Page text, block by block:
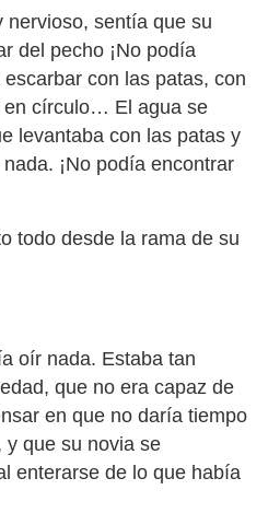
nervioso, sentía que su
del pecho ¡No podía
con las patas, con
en círculo… El agua se
levantaba con las patas y
¡No podía encontrar
todo desde la rama de su
oír nada. Estaba tan
que no era capaz de
en que no daría tiempo
y que su novia se
enterarse de lo que había